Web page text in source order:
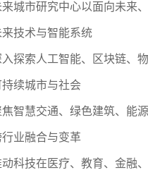
来城市研究中心以面向未来
来技术与智能系统
入探索人工智能、区块链、
持续城市与社会
焦智慧交通、绿色建筑、能
行业融合与变革
动科技在医疗、教育、金融